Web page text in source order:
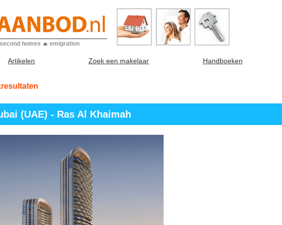
second homes emigration
Artikelen Zoek een makelaar Handboeken
(UAE) - Ras Al Khaimah